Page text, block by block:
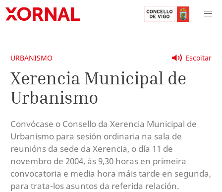
Escoitar
URBANISMO
Xerencia Municipal de
Urbanismo
Convócase o Consello da Xerencia Municipal de
Urbanismo para sesión ordinaria na sala de
reunións da sede da Xerencia, o día 11 de
novembro de 2004, ás 9,30 horas en primeira
convocatoria e media hora máis tarde en segunda,
para trata-los asuntos da referida relación.